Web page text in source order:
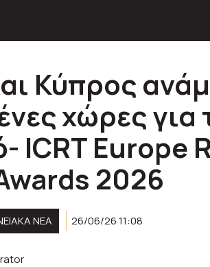
Κύπρος
χώρες για
ICRT Europe
2026
ΝΈΑ 26/06/26 11:08